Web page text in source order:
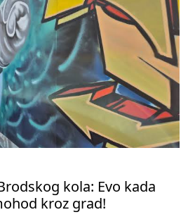
kola: Evo kada
kroz grad!